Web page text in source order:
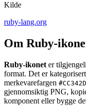
Kilde
ruby-lang.org
Om Ruby-
Ruby-ikonet er
format. Det er
merkevarefargen #CC342D
gjennomsiktig PNG,
komponent eller bygge